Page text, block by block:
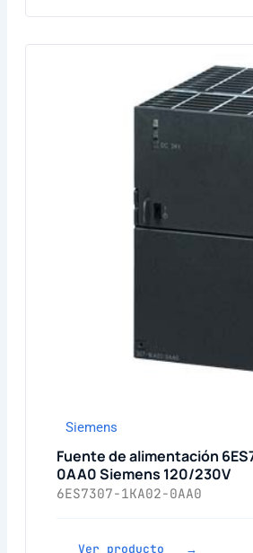
Siemens
Fuente de alimentación
0AA0 Siemens 120/230V
6ES7307-1KA02-0AA0
Ver producto →